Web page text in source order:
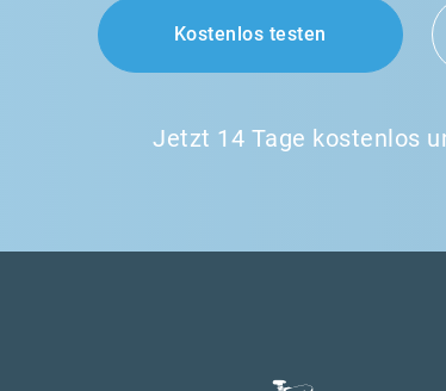
Kostenlos testen
Jetzt 14 Tage kostenlos